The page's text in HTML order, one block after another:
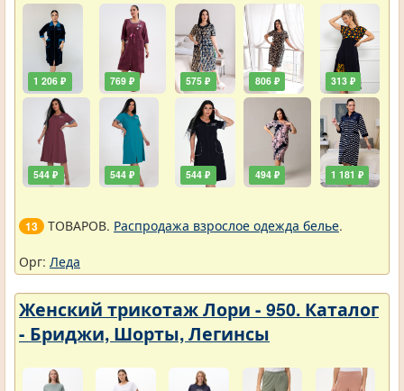
1 206 ₽
544 ₽
769 ₽
544 ₽
575 ₽
544 ₽
806 ₽
494 ₽
313 ₽
1 181 ₽
13 ТОВАРОВ. Распродажа взрослое одежда белье.
Орг: Леда
Женский трикотаж Лори - 950. Каталог
- Бриджи, Шорты, Легинсы